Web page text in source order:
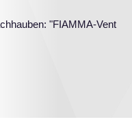
"FIAMMA-Vent